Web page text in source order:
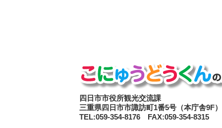
四日市市役所観光交流課
三重県四日市市諏訪町1番5号（本庁舎9F）
TEL:059-354-8176 FAX:059-354-8315